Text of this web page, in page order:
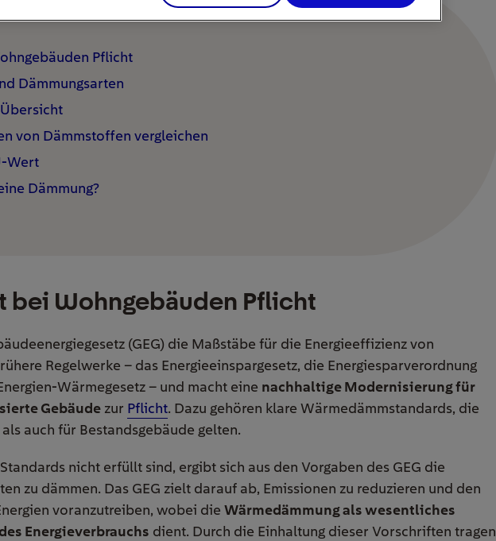
Pflicht
Dämmungsarten
von Dämmstoffen vergleichen
Wert
Dämmung?
bei Wohngebäuden Pflicht
(GEG) die Maßstäbe für die Energieeffizienz von
Regelwerke – das Energieeinspargesetz, die Energiesparverordnung
Wärmegesetz – und macht eine nachhaltige Modernisierung für
Gebäude zur Pflicht. Dazu gehören klare Wärmedämmstandards, die
auch für Bestandsgebäude gelten.
nicht erfüllt sind, ergibt sich aus den Vorgaben des GEG die
zu dämmen. Das GEG zielt darauf ab, Emissionen zu reduzieren und den
voranzutreiben, wobei die Wärmedämmung als wesentliches
Energieverbrauchs dient. Durch die Einhaltung dieser Vorschriften tragen